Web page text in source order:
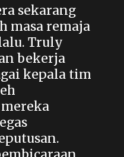
sekarang
masa remaja
Truly
bekerja
kepala tim